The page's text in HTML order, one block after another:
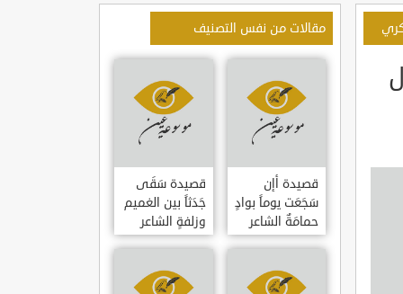
مقالات من نفس التصنيف
قصيدة أإن
سَجَعَت يوماً بوادٍ
حمامَةٌ الشاعر
العوام بن عقبة
قصيدة سَقَى
جَدَثاً بين الغميم
وزلفةٍ الشاعر
العوام بن عقبة